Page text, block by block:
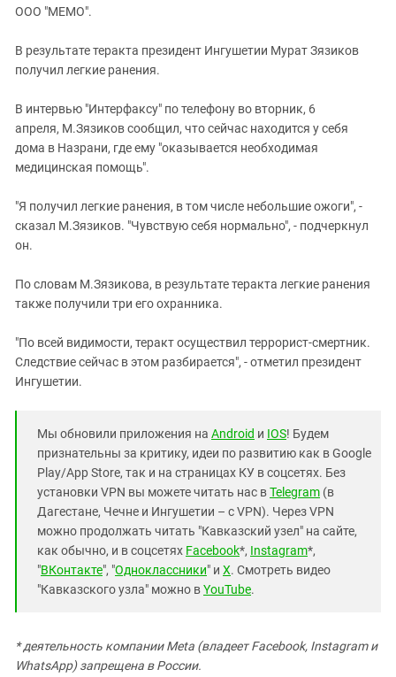
ИНАКОМЫСЛИЕ В ЧЕЧНЕ
Дагестан
Кабардино-Балкария
Карачаево-Черкесия
Краснодарский край
Российская Федерация
Ростовская область
СКФО
Чечня
Южная Осетия
ЮФО
ООО "МЕМО".
В результате теракта президент Ингушетии Мурат Зязиков
получил легкие ранения.
В интервью "Интерфаксу" по телефону во вторник, 6
апреля, М.Зязиков сообщил, что сейчас находится у себя
дома в Назрани, где ему "оказывается необходимая
медицинская помощь".
"Я получил легкие ранения, в том числе небольшие ожоги", -
сказал М.Зязиков. "Чувствую себя нормально", - подчеркнул
он.
По словам М.Зязикова, в результате теракта легкие ранения
также получили три его охранника.
"По всей видимости, теракт осуществил террорист-смертник.
Следствие сейчас в этом разбирается", - отметил президент
Ингушетии.
Мы обновили приложения на Android и IOS! Будем
признательны за критику, идеи по развитию как в Google
Play/App Store, так и на страницах КУ в соцсетях. Без
установки VPN вы можете читать нас вTelegram (в
Дагестане, Чечне и Ингушетии – с VPN). Через VPN
можно продолжать читать "Кавказский узел" на сайте,
как обычно, и в соцсетях Facebook*, Instagram*,
"ВКонтакте", "Одноклассники" и X. Смотреть видео
"Кавказского узла" можно вYouTube.
* деятельность компании Meta (владеет Facebook, Instagram и
WhatsApp) запрещена в России.